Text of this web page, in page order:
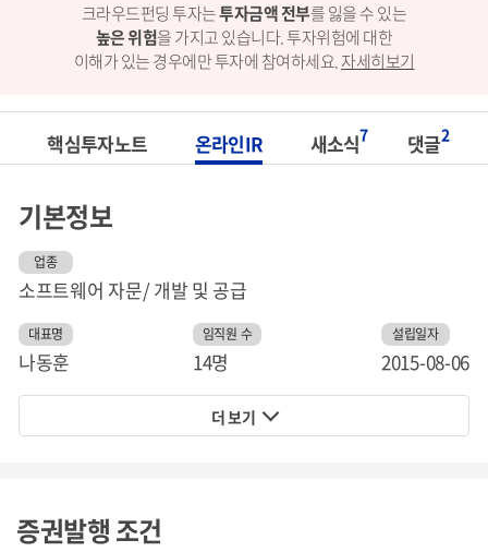
크라우드펀딩 투자는투자금액 전부를 잃을 수 있는
높은 위험을 가지고 있습니다.투자위험에 대한
이해가 있는 경우에만 투자에 참여하세요.자세히보기
핵심투자노트 온라인IR 새소식7 댓글2
기본정보
업종
소프트웨어 자문/ 개발 및 공급
대표명
나동훈
임직원 수
14명
설립일자
2015-08-06
더 보기
증권발행조건